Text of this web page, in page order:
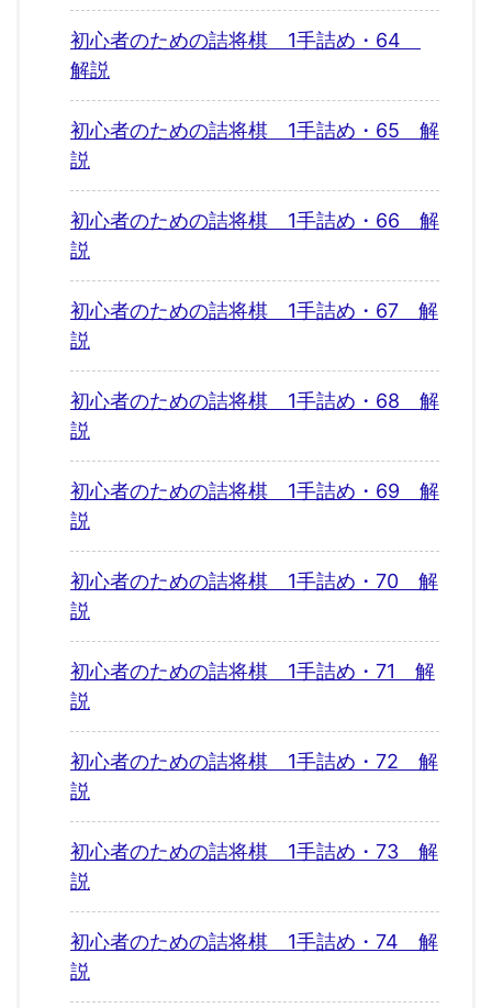
初心者のための詰将棋 1手詰め・64
解説
初心者のための詰将棋 1手詰め・65 解
説
初心者のための詰将棋 1手詰め・66 解
説
初心者のための詰将棋 1手詰め・67 解
説
初心者のための詰将棋 1手詰め・68 解
説
初心者のための詰将棋 1手詰め・69 解
説
初心者のための詰将棋 1手詰め・70 解
説
初心者のための詰将棋 1手詰め・71 解
説
初心者のための詰将棋 1手詰め・72 解
説
初心者のための詰将棋 1手詰め・73 解
説
初心者のための詰将棋 1手詰め・74 解
説